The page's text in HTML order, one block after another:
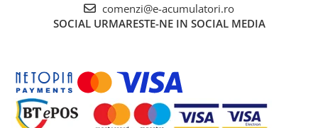
Statii de incarcare EV
OUTLET
Pompe de caldura
comenzi@e-acumulatori.ro
SOCIAL URMARESTE-NE IN SOCIAL MEDIA